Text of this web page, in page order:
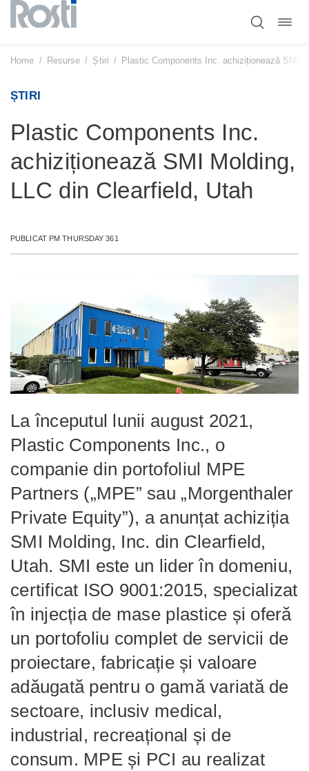
Sari
conținut
Home / Resurse / Știri / Plastic Components Inc. achiziționează SMI
ȘTIRI
Plastic Components Inc.
achiziționează SMI Molding,
LLC din Clearfield, Utah
PUBLICAT PM THURSDAY 361
La începutul lunii august 2021,
Plastic Components Inc., o
companie din portofoliul MPE
Partners („MPE” sau „Morgenthaler
Private Equity”), a anunțat achiziția
SMI Molding, Inc. din Clearfield,
Utah. SMI este un lider în domeniu,
certificat ISO 9001:2015, specializat
în injecția de mase plastice și oferă
un portofoliu complet de servicii de
proiectare, fabricație și valoare
adăugată pentru o gamă variată de
sectoare, inclusiv medical,
industrial, recreațional și de
consum. MPE și PCI au realizat